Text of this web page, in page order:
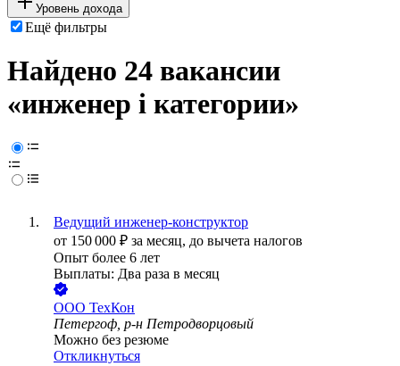
Уровень дохода
Ещё фильтры
Найдено 24 вакансии
«инженер i категории»
Ведущий инженер-конструктор
от 150 000 ₽ за месяц, до вычета налогов
Опыт более 6 лет
Выплаты: Два раза в месяц
ООО ТехКон
Петергоф, р-н Петродворцовый
Можно без резюме
Откликнуться